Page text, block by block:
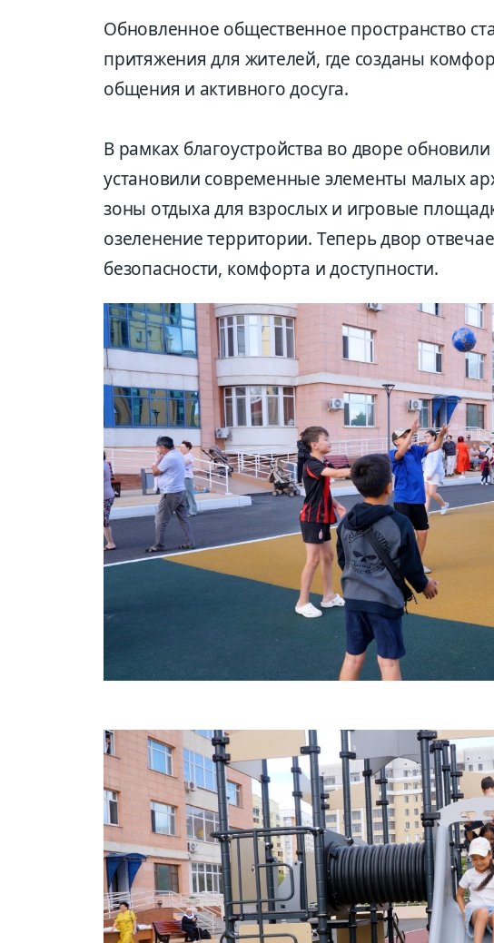
Обновленное общественное пространство
притяжения для жителей, где созданы
общения и активного досуга.
В рамках благоустройства во дворе
установили современные элементы малых
зоны отдыха для взрослых и игровые
озеленение территории. Теперь двор
безопасности, комфорта и доступности.